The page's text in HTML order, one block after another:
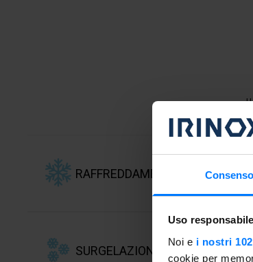
Consenso
Uso
Noi e i nostri
cookie per
RAFFREDDAMENTO RAPIDO
Per conservare in
cotto fino a 7 giorni.
SURGELAZIONE